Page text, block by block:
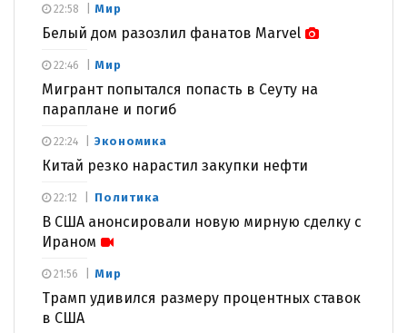
Мир
Белый дом разозлил фанатов Marvel
22:58
Мир
Мигрант попытался попасть в Сеуту на
параплане и погиб
22:46
Экономика
Китай резко нарастил закупки нефти
22:24
Политика
В США анонсировали новую мирную сделку с
Ираном
22:12
Мир
Трамп удивился размеру процентных ставок
в США
21:56